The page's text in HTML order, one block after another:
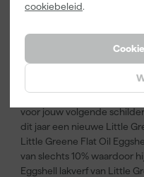
cookiebeleid.
Verkrijgbaar in
Greene verf
Uiteraard zijn alle
kleurenkaart verkrijgbaar
je nu binnen of buiten gaat
voor jouw volgende
dit jaar een nieuwe Little
Little Greene Flat Oil
van slechts 10% waardoor
Eggshell lakverf van Little